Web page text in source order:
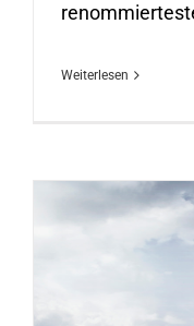
Weiterlesen